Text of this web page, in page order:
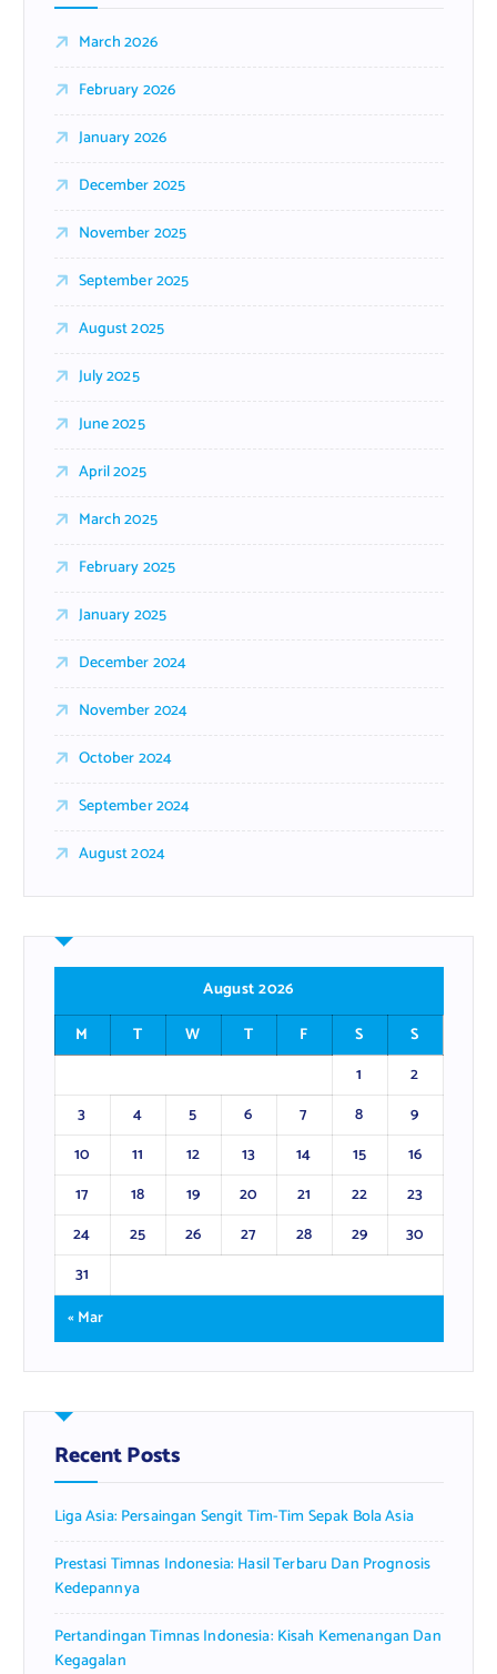
March 2026
February 2026
January 2026
December 2025
November 2025
September 2025
August 2025
July 2025
June 2025
April 2025
March 2025
February 2025
January 2025
December 2024
November 2024
October 2024
September 2024
August 2024
August 2026
M
T W T F S
S
1
2
3
4 5 6 7 8
9
10
11 12 13 14 15
16
17
18 19 20 21 22
23
24
25 26 27 28 29
30
31
« Mar
Recent Posts
Liga Asia: Persaingan Sengit Tim-Tim Sepak Bola Asia
Prestasi Timnas Indonesia: Hasil Terbaru Dan Prognosis
Kedepannya
Pertandingan Timnas Indonesia: Kisah Kemenangan Dan
Kegagalan